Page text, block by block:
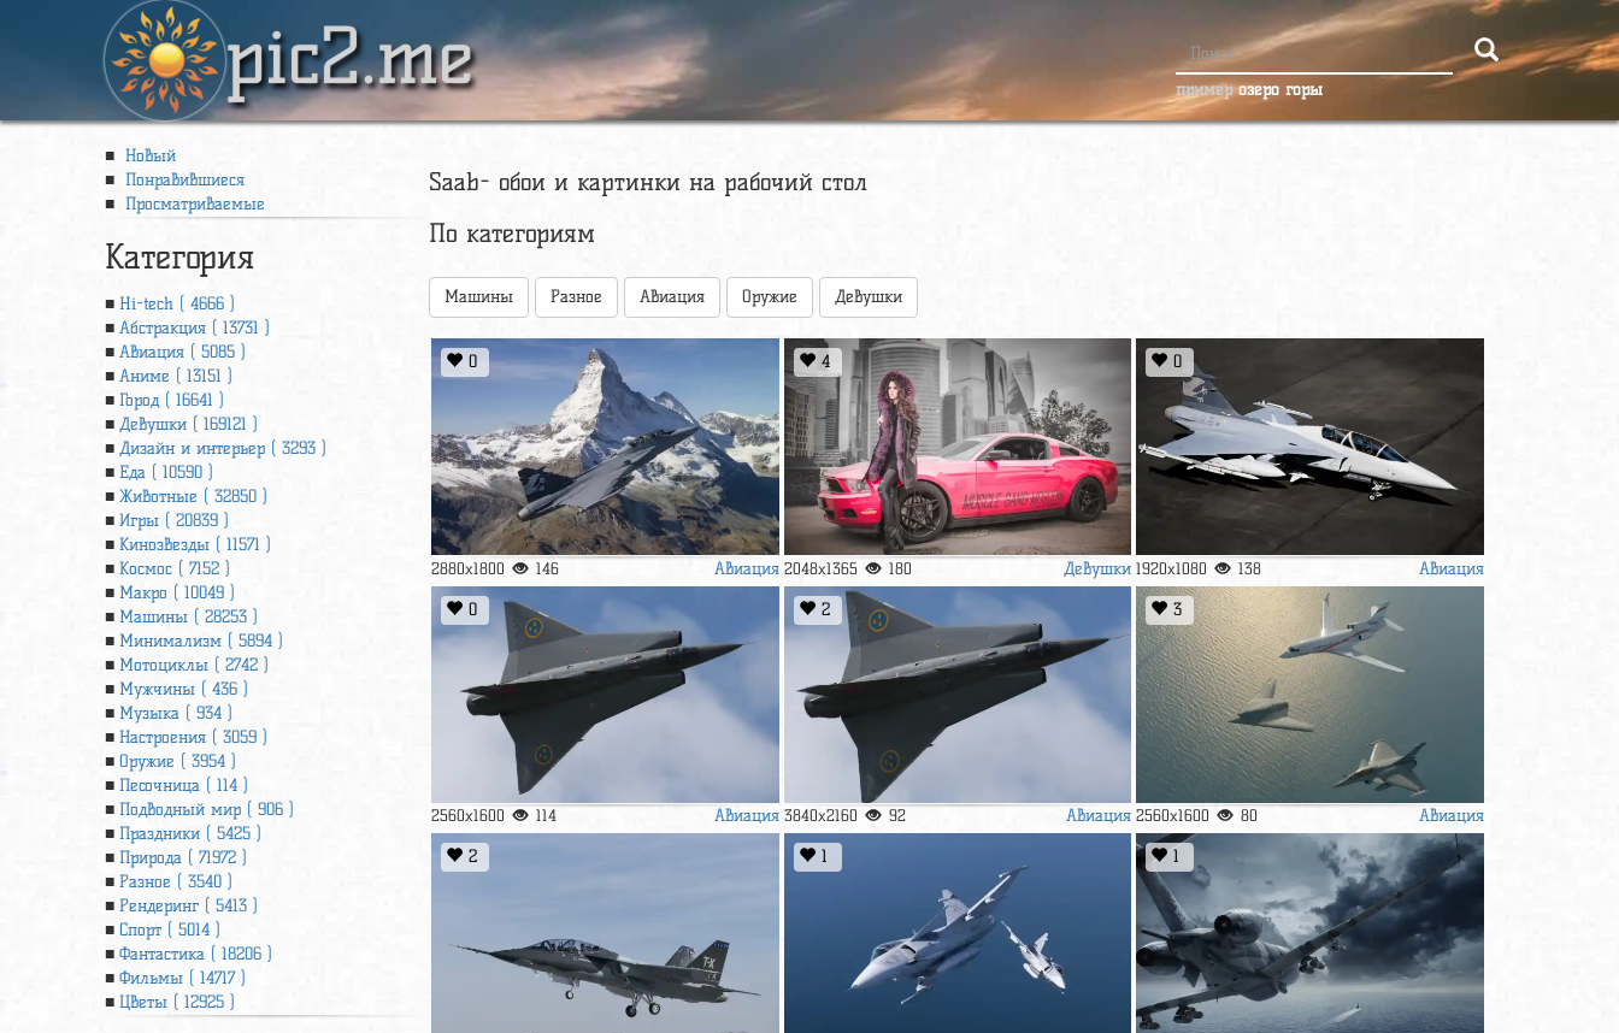
pic2.me примерозеро горы
Новый
Понравившиеся
Просматриваемые
Категория
Hi-tech ( 4666 )
Абстракция ( 13731 )
Авиация ( 5085 )
Аниме ( 13151 )
Город ( 16641 )
Девушки ( 169121 )
Дизайн и интерьер ( 3293 )
Еда ( 10590 )
Животные ( 32850 )
Игры ( 20839 )
Кинозвезды ( 11571 )
Космос ( 7152 )
Макро ( 10049 )
Машины ( 28253 )
Минимализм ( 5894 )
Мотоциклы ( 2742 )
Мужчины ( 436 )
Музыка ( 934 )
Настроения ( 3059 )
Оружие ( 3954 )
Песочница ( 114 )
Подводный мир ( 906 )
Праздники ( 5425 )
Природа ( 71972 )
Разное ( 3540 )
Рендеринг ( 5413 )
Спорт ( 5014 )
Фантастика ( 18206 )
Фильмы ( 14717 )
Цветы ( 12925 )
Saab- обои и картинки на рабочий стол
По категориям
Машины Разное Авиация Оружие Девушки
0
2880x1800 146 Авиация
4
2048x1365 180 Девушки
0
1920x1080 138
Авиация
0
2560x1600 114 Авиация
2
3840x2160 92 Авиация
3
2560x1600 80
Авиация
2
1 1